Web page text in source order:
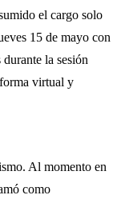
el cargo solo
15 de mayo con
la sesión
virtual y
Al momento en
como